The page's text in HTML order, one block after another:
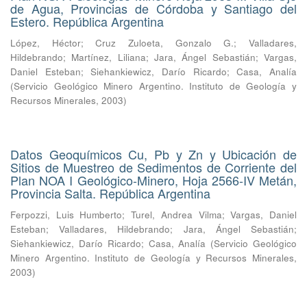
de Agua, Provincias de Córdoba y Santiago del
Estero. República Argentina
López, Héctor;Cruz Zuloeta, Gonzalo G.;Valladares,
Hildebrando; Martínez, Liliana;Jara, Ángel Sebastián;Vargas,
Daniel Esteban;Siehankiewicz, Darío Ricardo;Casa, Analía
(Servicio Geológico Minero Argentino. Instituto de Geología y
Recursos Minerales, 2003)
Datos Geoquímicos Cu, Pb y Zn y Ubicación de
Sitios de Muestreo de Sedimentos de Corriente del
Plan NOA I Geológico-Minero, Hoja 2566-IV Metán,
Provincia Salta. República Argentina
Ferpozzi, Luis Humberto;Turel, Andrea Vilma;Vargas, Daniel
Esteban;Valladares, Hildebrando; Jara, Ángel Sebastián;
Siehankiewicz, Darío Ricardo; Casa, Analía (Servicio Geológico
Minero Argentino. Instituto de Geología y Recursos Minerales,
2003)